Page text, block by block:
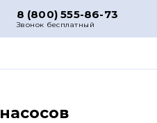
8 (800) 555-86-73
Звонок бесплатный